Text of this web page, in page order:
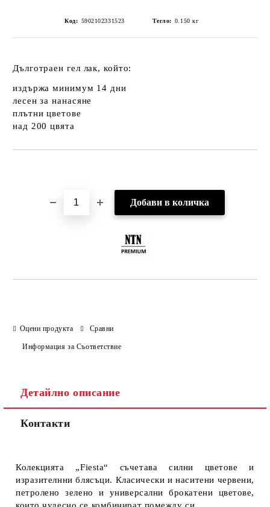
Код: 5902102331523 Тегло: 0.150 кг
Дълготраен гел лак, който:
издържа минимум 14 дни
лесен за нанасяне
плътни цветове
над 200 цвята
Оцени продукта Сравни
Информация за Съответствие
Детайлно описание
Контакти
Колекцията „Fiesta“ съчетава силни цветове и
изразителнни блясъци. Класически и наситени червени,
петролено зелено и универсални брокатени цветове,